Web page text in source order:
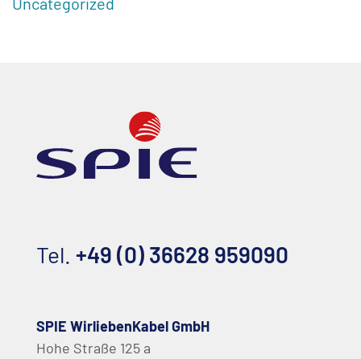
Tel. +49 (0) 36628 959090
SPIE WirliebenKabel GmbH
Hohe Straße 125 a